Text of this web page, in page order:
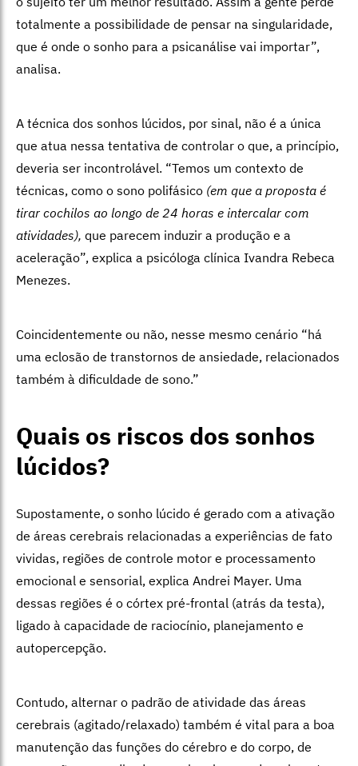
totalmente a possibilidade de pensar na singularidade,
que é onde o sonho para a psicanálise vai importar”,
analisa.
A técnica dos sonhos lúcidos, por sinal, não é a única
que atua nessa tentativa de controlar o que, a princípio,
deveria ser incontrolável. “Temos um contexto de
técnicas, como o sono polifásico (em que a proposta é
tirar cochilos ao longo de 24 horas e intercalar com
atividades), que parecem induzir a produção e a
aceleração”, explica a psicóloga clínica Ivandra Rebeca
Menezes.
Coincidentemente ou não, nesse mesmo cenário “há
uma eclosão de transtornos de ansiedade, relacionados
também à dificuldade de sono.”
Quais os riscos dos sonhos
lúcidos?
Supostamente, o sonho lúcido é gerado com a ativação
de áreas cerebrais relacionadas a experiências de fato
vividas, regiões de controle motor e processamento
emocional e sensorial, explica Andrei Mayer. Uma
dessas regiões é o córtex pré-frontal (atrás da testa),
ligado à capacidade de raciocínio, planejamento e
autopercepção.
Contudo, alternar o padrão de atividade das áreas
cerebrais (agitado/relaxado) também é vital para a boa
manutenção das funções do cérebro e do corpo, de